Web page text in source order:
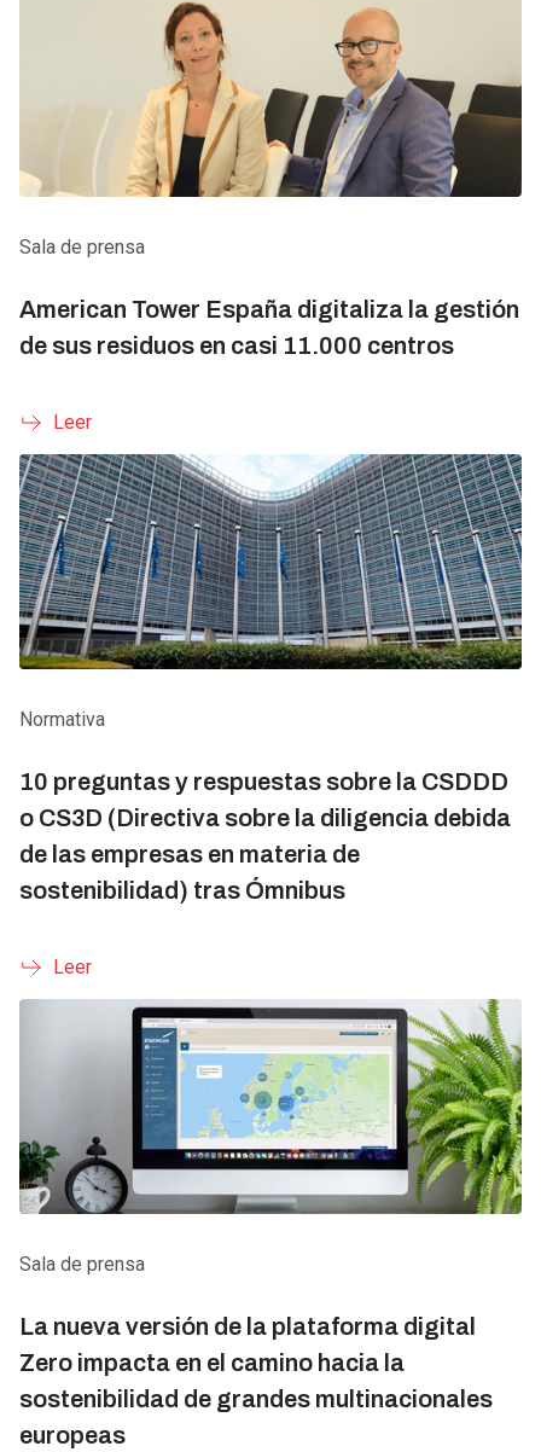
Sala de prensa
American Tower España digitaliza la gestión
de sus residuos en casi 11.000 centros
Leer
Normativa
10 preguntas y respuestas sobre la CSDDD
o CS3D (Directiva sobre la diligencia debida
de las empresas en materia de
sostenibilidad) tras Ómnibus
Leer
Sala de prensa
La nueva versión de la plataforma digital
Zero impacta en el camino hacia la
sostenibilidad de grandes multinacionales
europeas